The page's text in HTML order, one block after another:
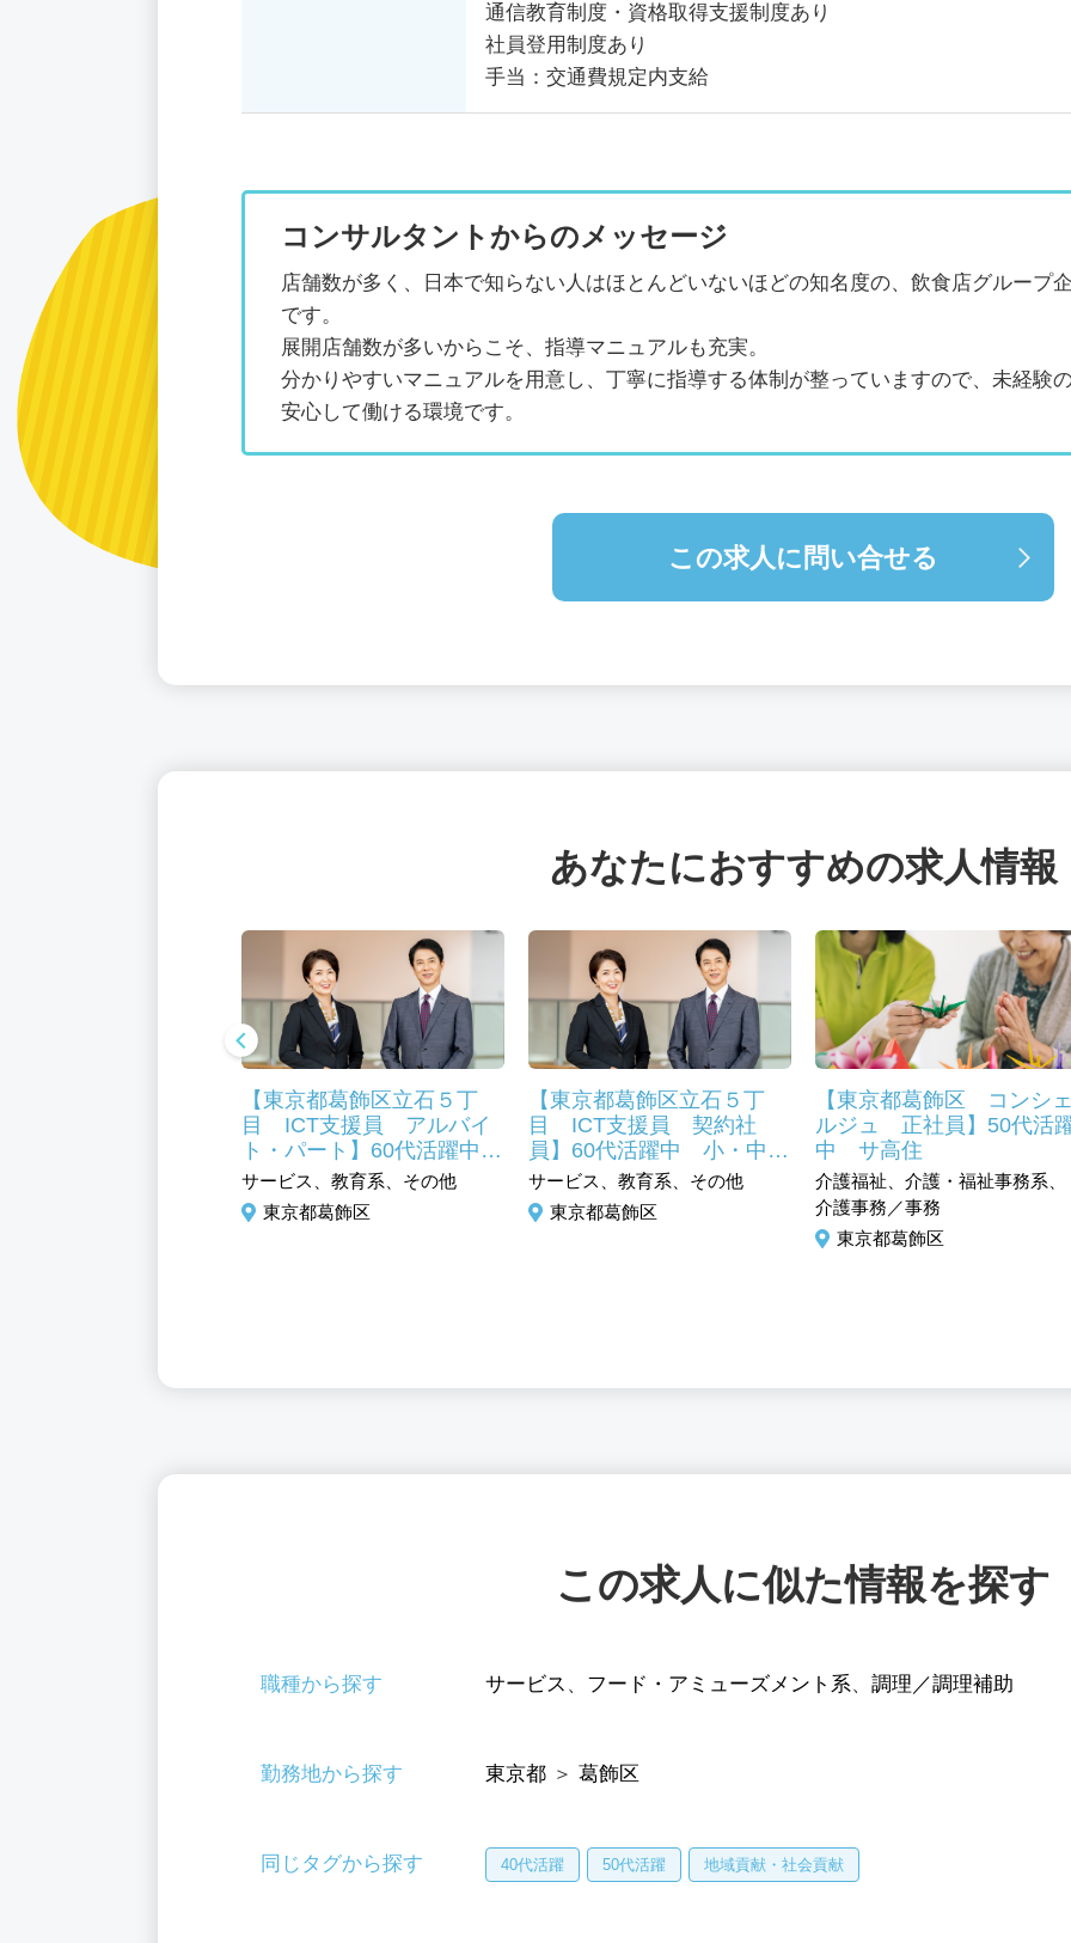
通信教育制度・資格取得支援制度あり
社員登用制度あり
手当：交通費規定内支給
コンサルタントからのメッセージ
店舗数が多く、日本で知らない人はほとんどいないほどの知名度の、飲食店グループ
です。
展開店舗数が多いからこそ、指導マニュアルも充実。
分かりやすいマニュアルを用意し、丁寧に指導する体制が整っていますので、未経験
安心して働ける環境です。
この求人に問い合せる
あなたにおすすめの求人情報
【東京都葛飾区立石５丁
目 ICT支援員 アルバイ
ト・パート】60代活躍中
小・中学校のＰＣを使った
授業サポート 未経験歓迎
サービス、教育系、その他
東京都葛飾区
【東京都葛飾区立石５丁
目 ICT支援員 契約社
員】60代活躍中 小・中学
校のＰＣを使った授業サポ
ート 未経験歓迎
サービス、教育系、その他
東京都葛飾区
【東京都葛飾区 コンシ
ルジュ 正社員】50代活
中 サ高住
介護福祉、介護・福祉事務系、
介護事務／事務
東京都葛飾区
この求人に似た情報を探す
職種から探す サービス 、 フード・アミューズメント系、 調理／調理補助
勤務地から探す 東京都 ＞ 葛飾区
同じタグから探す 40代活躍 50代活躍 地域貢献・社会貢献